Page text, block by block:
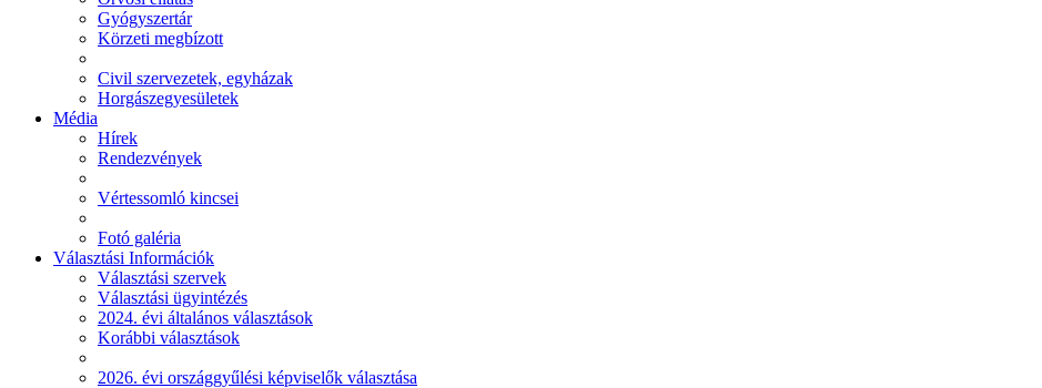
Gyógyszertár
Körzeti megbízott
Civil szervezetek, egyházak
Horgászegyesületek
Média
Hírek
Rendezvények
Vértessomló kincsei
Fotó galéria
Választási Információk
Választási szervek
Választási ügyintézés
2024. évi általános választások
Korábbi választások
2026. évi országgyűlési képviselők választása